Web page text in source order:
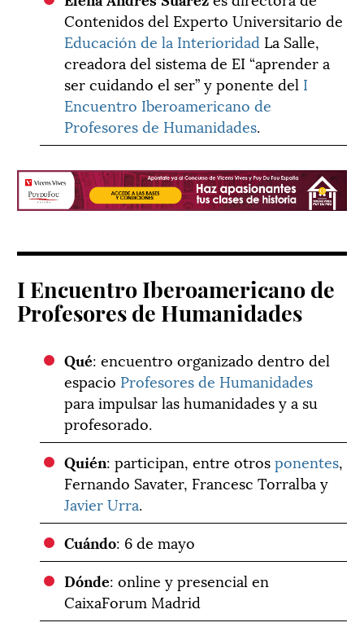
Contenidos del Experto Universitario de
Educación de la Interioridad La Salle,
creadora del sistema de EI “aprender a
ser cuidando el ser” y ponente del I
Encuentro Iberoamericano de
Profesores de Humanidades.
I Encuentro Iberoamericano de
Profesores de Humanidades
Qué: encuentro organizado dentro del
espacio Profesores de Humanidades
para impulsar las humanidades y a su
profesorado.
Quién: participan, entre otrosponentes,
Fernando Savater, Francesc Torralba y
Javier Urra.
Cuándo: 6 de mayo
Dónde: online y presencial en
CaixaForum Madrid